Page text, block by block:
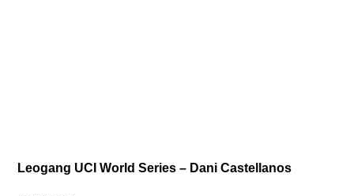
Leogang UCI World Series – Dani Castellanos